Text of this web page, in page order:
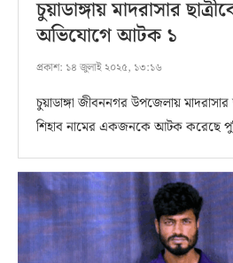
চুয়াডাঙ্গায় মাদরাসার
অভিযোগে আটক ১
প্রকাশ: ১৪ জুলাই ২০২৫, ১৩:১৬
চুয়াডাঙ্গা জীবননগর উপজেলায়
শিহাব নামের একজনকে আটক করেছে